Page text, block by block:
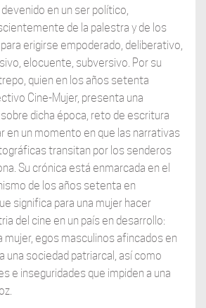
en un ser político,
de la palestra y de los
erigirse empoderado, deliberativo,
elocuente, subversivo. Por su
quien en los años setenta
Cine-Mujer, presenta una
dicha época, reto de escritura
en un momento en que las narrativas
transitan por los senderos
Su crónica está enmarcada en el
de los años setenta en
significa para una mujer hacer
del cine en un país en desarrollo:
mujer, egos masculinos afincados en
una sociedad patriarcal, así como
e inseguridades que impiden a una